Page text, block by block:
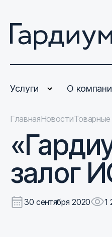
Услуги О
ГлавнаяНовостиТоварные
залог
30 сентября 2020 1